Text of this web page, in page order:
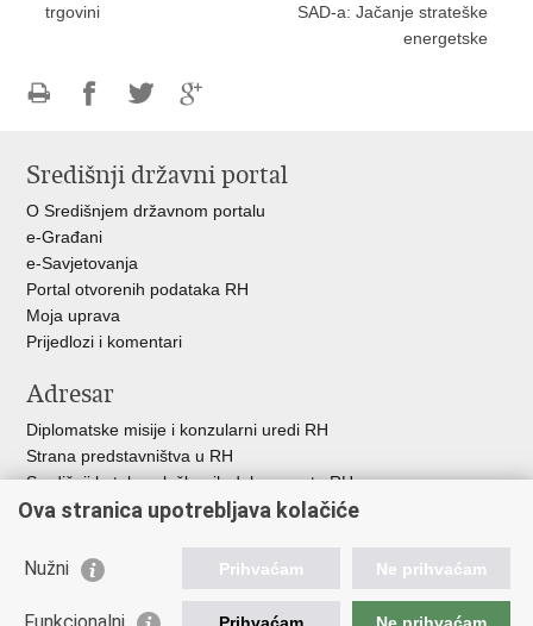
trgovini
SAD-a: Jačanje strateške
energetske
FacebookuTwitteruGoogle
Središnji državni portal
O Središnjem državnom portalu
e-Građani
e-Savjetovanja
Portal otvorenih podataka RH
Moja uprava
Prijedlozi i komentari
Adresar
Diplomatske misije i konzularni uredi RH
Strana predstavništva u RH
Središnji katalog službenih dokumenata RH
Adresar tijela javne vlasti
Besplatni telefoni javne uprave
Korisne poveznice
Ova stranica upotrebljava kolačiće
Nužni Prihvaćam Ne prihvaćam
Funkcionalni Prihvaćam Ne prihvaćam